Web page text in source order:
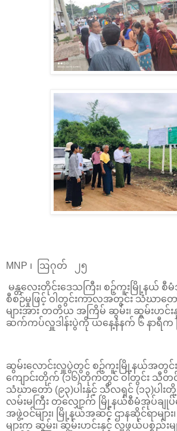
MNP ၊ ဩဂုတ် ၂၅
မန္တလေးတိုင်းဒေသကြီး၊ စဉ့်ကူးမြို့နယ်
စီစဉ်မှုဖြင့် ဝါတွင်းကာလအတွင်း သံဃာတေ
များအား တတိယ အကြိမ် ဆွမ်း၊ ဆွမ်းဟင်း
ဆက်ကပ်လှူဒါန်းပွဲကို ယနေ့နံနက် ၆ နာရီ
ဆွမ်းလောင်းလှူပွဲတွင် စဉ့်ကူးမြို့နယ်အတွင်း
ကျောင်းတိုက် (၁၆)တိုက်တွင် ဝါတွင်း သီတ
သံဃာတော် (၉၃)ပါးနှင့် သီလရှင် (၁၃)ပါးတို့
လမ်းမကြီး တလျှောက် မြို့နယ်စီမံအုပ်ချုပ်
အဖွဲ့ဝင်များ၊ မြို့နယ်အဆင့် ဌာနဆိုင်ရာမျာ
များက ဆွမ်း၊ ဆွမ်းဟင်းနှင့် လှူဖွယ်ပစ္စည်